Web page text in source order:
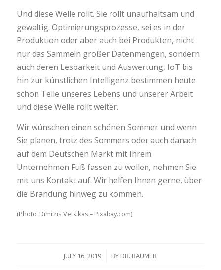
Und diese Welle rollt. Sie rollt unaufhaltsam und
gewaltig. Optimierungsprozesse, sei es in der
Produktion oder aber auch bei Produkten, nicht
nur das Sammeln großer Datenmengen, sondern
auch deren Lesbarkeit und Auswertung, IoT bis
hin zur künstlichen Intelligenz bestimmen heute
schon Teile unseres Lebens und unserer Arbeit
und diese Welle rollt weiter.
Wir wünschen einen schönen Sommer und wenn
Sie planen, trotz des Sommers oder auch danach
auf dem Deutschen Markt mit Ihrem
Unternehmen Fuß fassen zu wollen, nehmen Sie
mit uns Kontakt auf. Wir helfen Ihnen gerne, über
die Brandung hinweg zu kommen.
(Photo: Dimitris Vetsikas – Pixabay.com)
JULY 16, 2019
/ BY DR. BAUMER